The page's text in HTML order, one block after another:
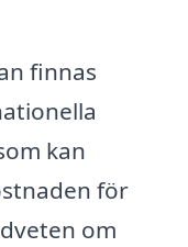
finnas
kan
för
om